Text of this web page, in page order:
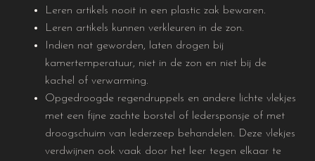
Leren artikels nooit in een plastic zak bewaren.
Leren artikels kunnen verkleuren in de zon.
Indien nat geworden, laten drogen bij
kamertemperatuur, niet in de zon en niet bij de
kachel of verwarming.
Opgedroogde regendruppels en andere lichte vlekjes
met een fijne zachte borstel of ledersponsje of met
droogschuim van lederzeep behandelen. Deze vlekjes
verdwijnen ook vaak door het leer tegen elkaar te